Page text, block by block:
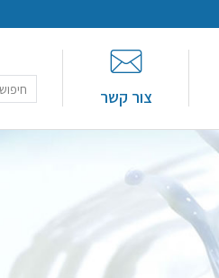
צור קשר